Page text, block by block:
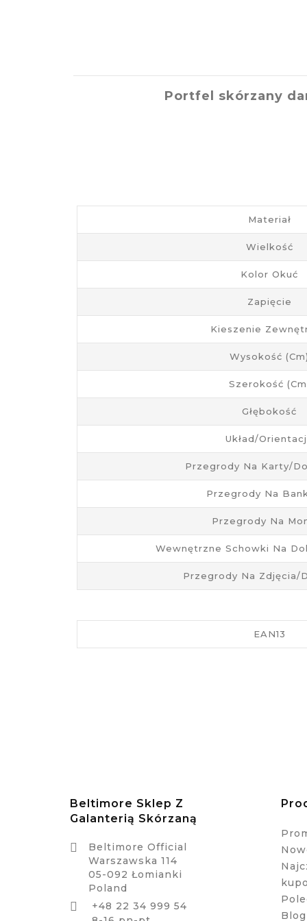
Portfel skórzany
Materiał
Wielkość
Kolor Okuć
Zapięcie
Kieszenie
Wysokość
Szerokość
Głębokość
Układ/
Przegrody Na Karty/
Przegrody Na
Przegrody Na
Wewnętrzne Schowki Na
Przegrody Na Zdjęcia/
EAN13
Beltimore Sklep Z
Galanterią Skórzaną

Beltimore Official
Warszawska 114
05-092 Łomianki
Poland

+48 22 34 999 54